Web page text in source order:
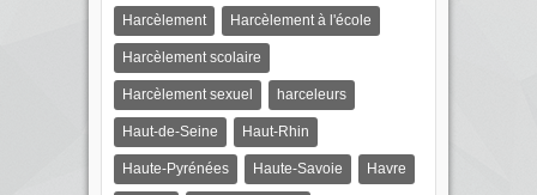
Harcèlement Harcèlement à l'école
Harcèlement scolaire
Harcèlement sexuel harceleurs
Haut-de-Seine Haut-Rhin
Haute-Pyrénées Haute-Savoie Havre